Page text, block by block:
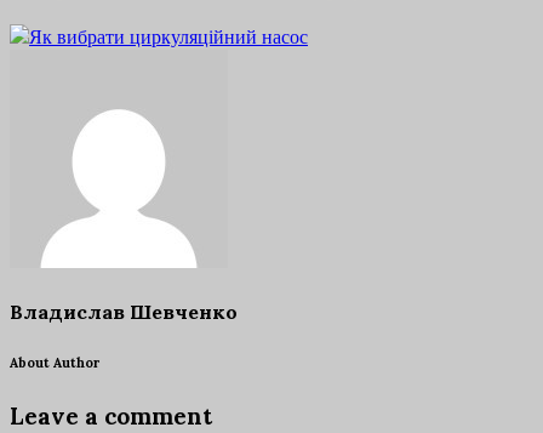
Владислав Шевченко
About Author
Leave a comment